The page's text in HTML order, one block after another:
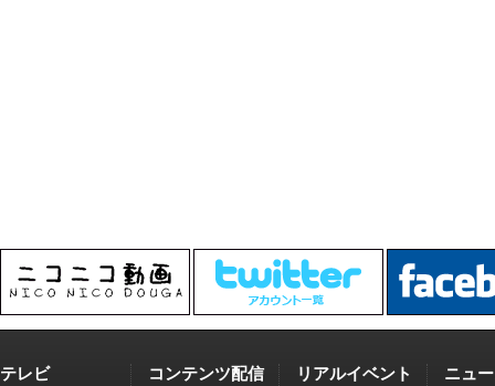
テレビ コンテンツ配信 リアルイベント ニュ